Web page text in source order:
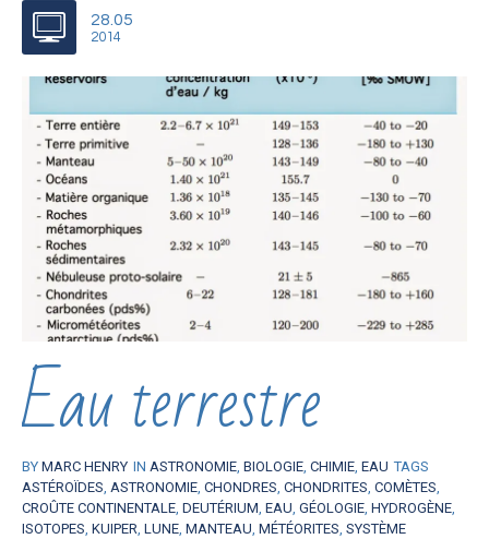
28.05
2014
Eau terrestre
BY MARC HENRY IN ASTRONOMIE, BIOLOGIE, CHIMIE, EAU TAGS
ASTÉROÏDES, ASTRONOMIE, CHONDRES, CHONDRITES, COMÈTES,
CROÛTE CONTINENTALE, DEUTÉRIUM, EAU, GÉOLOGIE, HYDROGÈNE,
ISOTOPES, KUIPER, LUNE, MANTEAU, MÉTÉORITES, SYSTÈME